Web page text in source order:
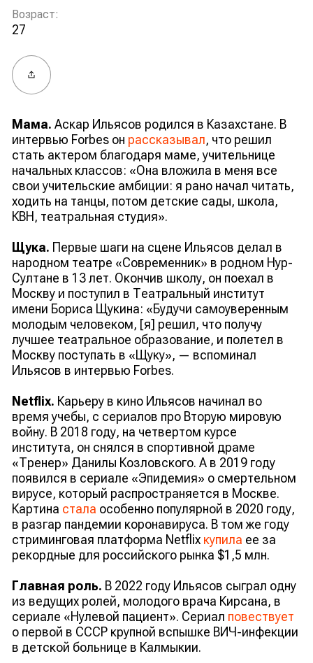
Возраст:
27
Поделиться
Мама. Аскар Ильясов родился в Казахстане. В
интервью Forbes он рассказывал, что решил
стать актером благодаря маме, учительнице
начальных классов: «Она вложила в меня все
свои учительские амбиции: я рано начал читать,
ходить на танцы, потом детские сады, школа,
КВН, театральная студия».
Щука. Первые шаги на сцене Ильясов делал в
народном театре «Современник» в родном Нур-
Султане в 13 лет. Окончив школу, он поехал в
Москву и поступил в Театральный институт
имени Бориса Щукина: «Будучи самоуверенным
молодым человеком, [я] решил, что получу
лучшее театральное образование, и полетел в
Москву поступать в «Щуку», — вспоминал
Ильясов в интервью Forbes.
Netflix. Карьеру в кино Ильясов начинал во
время учебы, с сериалов про Вторую мировую
войну. В 2018 году, на четвертом курсе
института, он снялся в спортивной драме
«Тренер» Данилы Козловского. А в 2019 году
появился в сериале «Эпидемия» о смертельном
вирусе, который распространяется в Москве.
Картина стала особенно популярной в 2020 году,
в разгар пандемии коронавируса. В том же году
стриминговая платформа Netflix купила ее за
рекордные для российского рынка $1,5 млн.
Главная роль. В 2022 году Ильясов сыграл одну
из ведущих ролей, молодого врача Кирсана, в
сериале «Нулевой пациент». Сериал повествует
о первой в СССР крупной вспышке ВИЧ-инфекции
в детской больнице в Калмыкии.